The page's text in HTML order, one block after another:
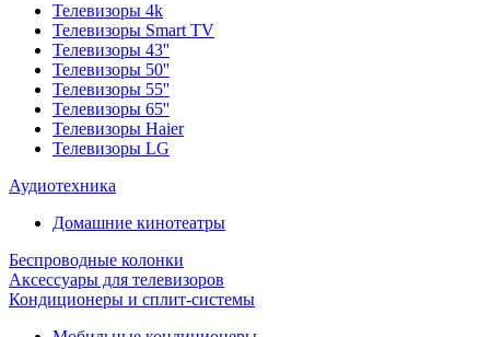
Телевизоры 4k
Телевизоры Smart TV
Телевизоры 43''
Телевизоры 50''
Телевизоры 55''
Телевизоры 65''
Телевизоры Haier
Телевизоры LG
Аудиотехника
Домашние кинотеатры
Беспроводные колонки
Аксессуары для телевизоров
Кондиционеры и сплит-системы